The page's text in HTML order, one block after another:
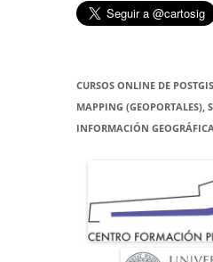
CURSOS ONLINE DE
MAPPING (GEOPORTALES),
INFORMACIÓN GEOGRÁFICA